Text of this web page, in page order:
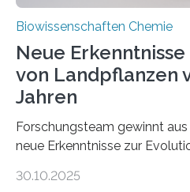
Biowissenschaften Chemie
Neue
von Landpflanzen
Jahren
Forschungsteam gewinnt aus
neue Erkenntnisse zur
Landpflanzen zählen zu den
30.10.2025